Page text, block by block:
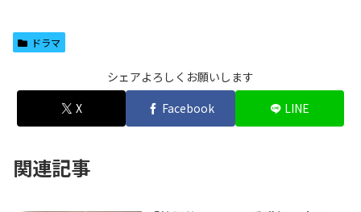
ドラマ
シェアよろしくお願いします
X
Facebook LINE
関連記事